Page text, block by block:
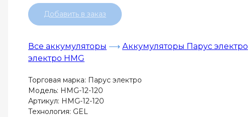
Добавить в заказ
Все аккумуляторы ⟶ Аккумуляторы Парус электро
электро HMG
Торговая марка: Парус электро
Модель: HMG-12-120
Артикул: HMG-12-120
Технология: GEL